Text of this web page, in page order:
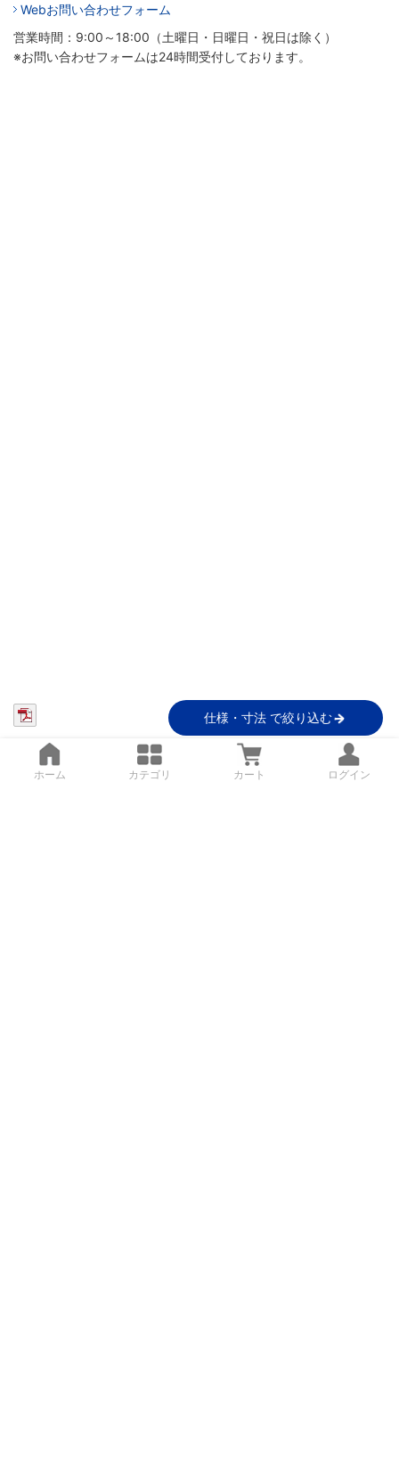
Webお問い合わせフォーム
営業時間：9:00～18:00（土曜日・日曜日・祝日は除く）
※お問い合わせフォームは24時間受付しております。
仕様・寸法 で絞り込む
ホーム カテゴリ カート ログイン